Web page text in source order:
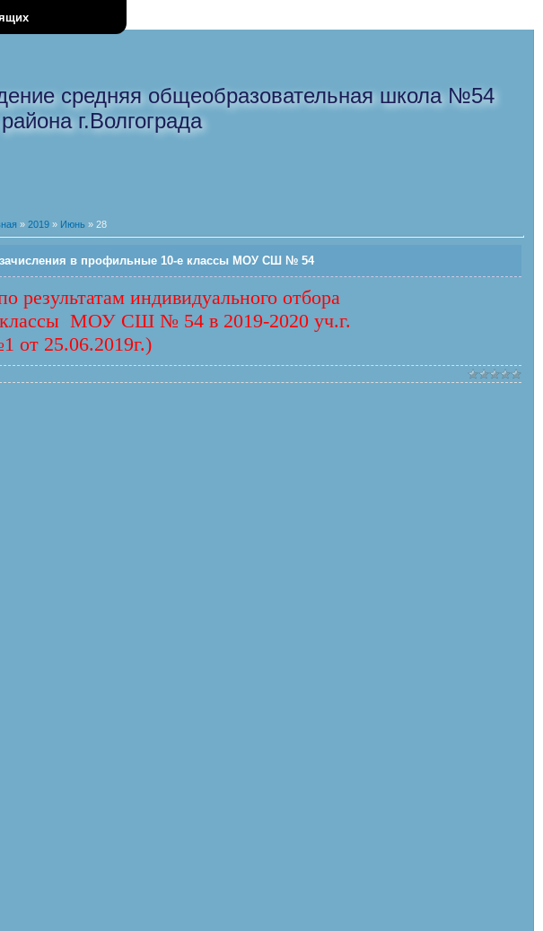
средняя общеобразовательная школа №54
г.Волгограда
» 2019 » Июнь » 28
зачисления в профильные 10-е классы МОУ СШ № 54
результатам индивидуального отбора
классы МОУ СШ № 54 в 2019-2020 уч.г.
от 25.06.2019г.)